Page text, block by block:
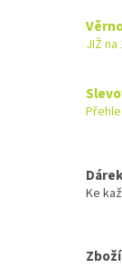
JIŽ
Ke